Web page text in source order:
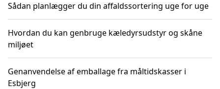
Sådan planlægger du din affaldssortering uge for uge
Hvordan du kan genbruge kæledyrsudstyr og skåne
miljøet
Genanvendelse af emballage fra måltidskasser i
Esbjerg